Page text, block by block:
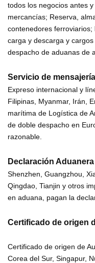
todos los negocios antes
mercancías; Reserva,
contenedores ferroviarios;
carga y descarga y
despacho de aduanas de
Servicio de
Expreso internacional y
Filipinas, Myanmar, Irán,
marítima de Logística de
de doble despacho en
razonable.
Declaración
Shenzhen, Guangzhou,
Qingdao, Tianjin y otros
en aduana, pagan la
Certificado de origen
Certificado de origen de
Corea del Sur, Singapur,